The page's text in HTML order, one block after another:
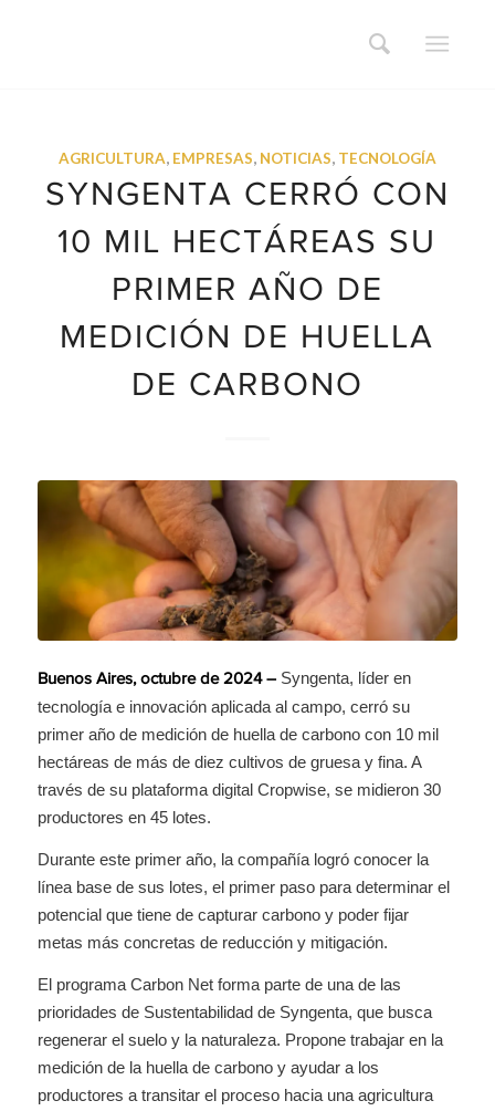
AGRICULTURA, EMPRESAS, NOTICIAS, TECNOLOGÍA
SYNGENTA CERRÓ CON
10 MIL HECTÁREAS SU
PRIMER AÑO DE
MEDICIÓN DE HUELLA
DE CARBONO
Buenos Aires, octubre de 2024 – Syngenta, líder en
tecnología e innovación aplicada al campo, cerró su
primer año de medición de huella de carbono con 10 mil
hectáreas de más de diez cultivos de gruesa y fina. A
través de su plataforma digital Cropwise, se midieron 30
productores en 45 lotes.
Durante este primer año, la compañía logró conocer la
línea base de sus lotes, el primer paso para determinar el
potencial que tiene de capturar carbono y poder fijar
metas más concretas de reducción y mitigación.
El programa Carbon Net forma parte de una de las
prioridades de Sustentabilidad de Syngenta, que busca
regenerar el suelo y la naturaleza. Propone trabajar en la
medición de la huella de carbono y ayudar a los
productores a transitar el proceso hacia una agricultura